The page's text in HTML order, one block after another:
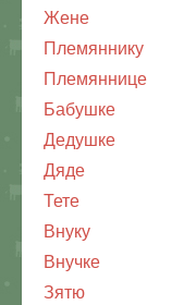
Жене
Племяннику
Племяннице
Бабушке
Дедушке
Дяде
Тете
Внуку
Внучке
Зятю